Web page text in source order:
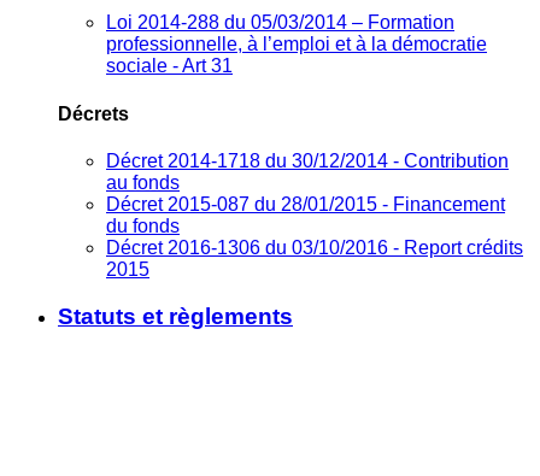
Loi 2014-288 du 05/03/2014 – Formation
professionnelle, à l’emploi et à la démocratie
sociale - Art 31
Décrets
Décret 2014-1718 du 30/12/2014 - Contribution
au fonds
Décret 2015-087 du 28/01/2015 - Financement
du fonds
Décret 2016-1306 du 03/10/2016 - Report crédits
2015
Statuts et règlements